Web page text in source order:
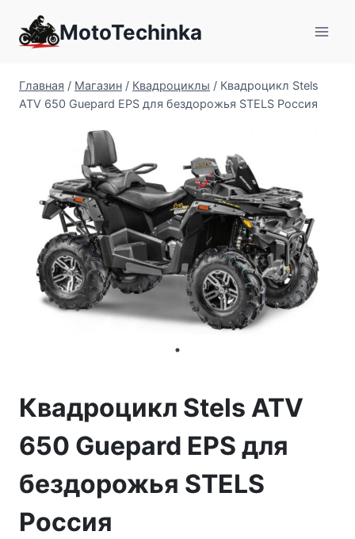
содержимому
MotoTechinka
Главная / Магазин / Квадроциклы / Квадроцикл Stels
ATV 650 Guepard EPS для бездорожья STELS Россия
Квадроцикл Stels ATV
650 Guepard EPS для
бездорожья STELS
Россия